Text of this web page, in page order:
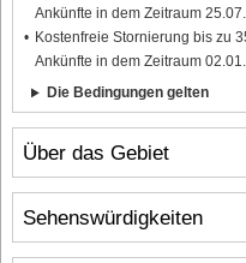
Über das Gebiet
Ankünfte in dem Zeitraum
Kostenfreie Stornierung bis zu
Ankünfte in dem Zeitraum
Die Bedingungen gelten
Sehenswürdigkeiten